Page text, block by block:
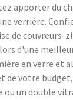
apporter du
verrière.
de couvreurs-
d'une
en verre et
de votre
ou un double